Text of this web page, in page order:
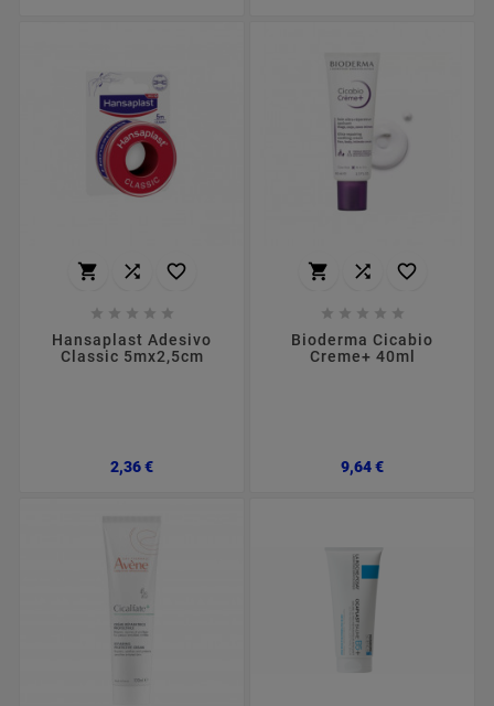
  
    
Hansaplast Adesivo
Classic 5mx2,5cm
2,36 €Preço
  
    
Bioderma Cicabio
Creme+ 40ml
9,64 €Preço